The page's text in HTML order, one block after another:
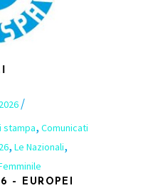
stampa, Comunicati
, Le Nazionali,
– EUROPEI